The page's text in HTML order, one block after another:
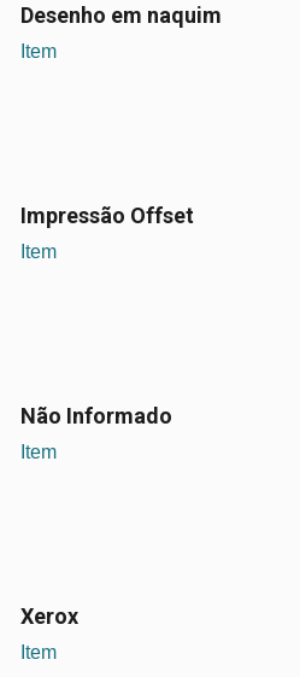
Desenho em naquim
Item
Impressão Offset
Item
Não Informado
Item
Xerox
Item